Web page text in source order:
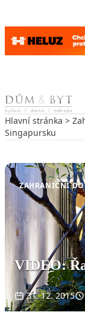
Skip to content
Hlavní stránka >
Singapursku
ZAHRANIČNÍ
VIDEO:
31. 12. 2015